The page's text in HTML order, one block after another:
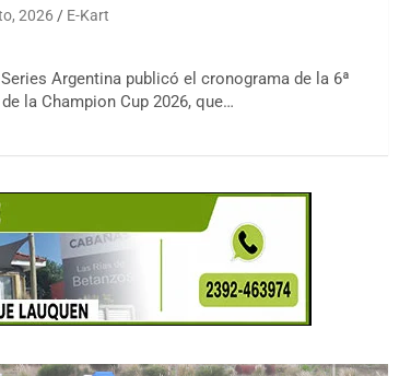
2026 E-Kart
Argentina publicó el cronograma de la 6ª
la Champion Cup 2026, que…